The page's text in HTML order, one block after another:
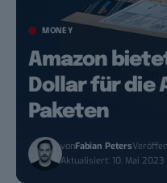
MONEY
Amazon
Dollar für die
Paketen
vonFabian Peters
Aktualisiert: 10. Mai 2023